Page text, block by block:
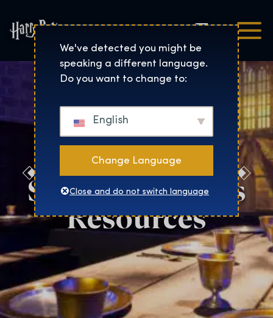
Harry Potter™: The
Čeština
São Paulo Press
Resources
We've detected you might be
speaking a different language.
Do you want to change to:
English
Change Language
Close and do not switch language